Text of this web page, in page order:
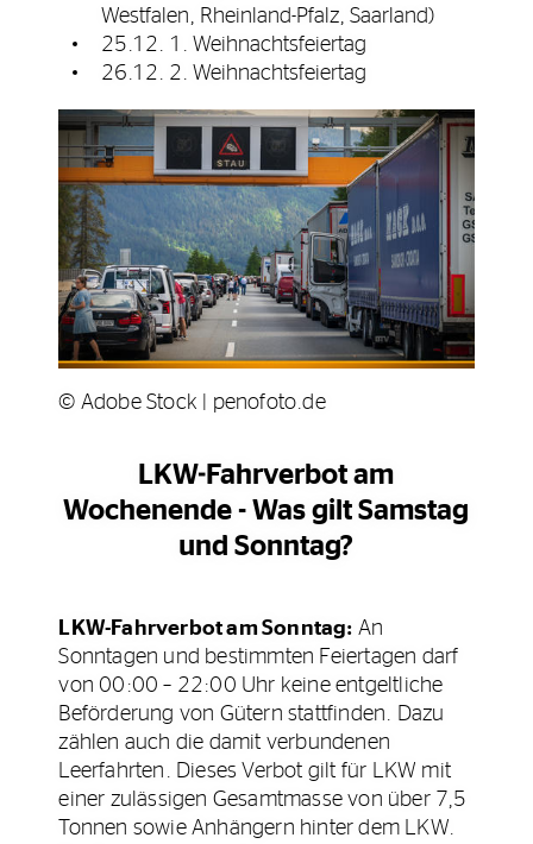
Westfalen, Rheinland-Pfalz, Saarland)
25.12. 1. Weihnachtsfeiertag
26.12. 2. Weihnachtsfeiertag
© Adobe Stock | penofoto.de
LKW-Fahrverbot am
Wochenende - Was gilt Samstag
und Sonntag?
LKW-Fahrverbot am Sonntag: An
Sonntagen und bestimmten Feiertagen darf
von 00:00 – 22:00 Uhr keine entgeltliche
Beförderung von Gütern stattfinden. Dazu
zählen auch die damit verbundenen
Leerfahrten. Dieses Verbot gilt für LKW mit
einer zulässigen Gesamtmasse von über 7,5
Tonnen sowie Anhängern hinter dem LKW.